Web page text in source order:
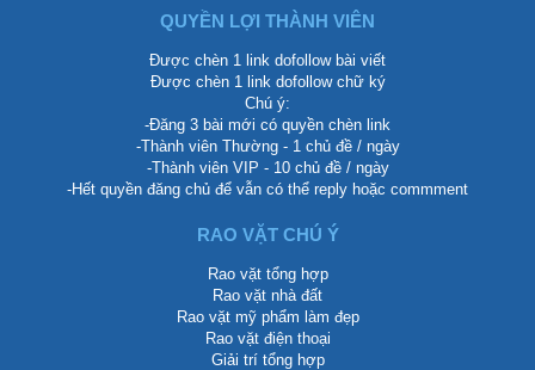
QUYỀN LỢI THÀNH VIÊN
Được chèn 1 link dofollow bài viết
Được chèn 1 link dofollow chữ ký
Chú ý:
-Đăng 3 bài mới có quyền chèn link
-Thành viên Thường - 1 chủ đề / ngày
-Thành viên VIP - 10 chủ đề / ngày
-Hết quyền đăng chủ để vẫn có thể reply hoặc commment
RAO VẶT CHÚ Ý
Rao vặt tổng hợp
Rao vặt nhà đất
Rao vặt mỹ phẩm làm đẹp
Rao vặt điện thoại
Giải trí tổng hợp